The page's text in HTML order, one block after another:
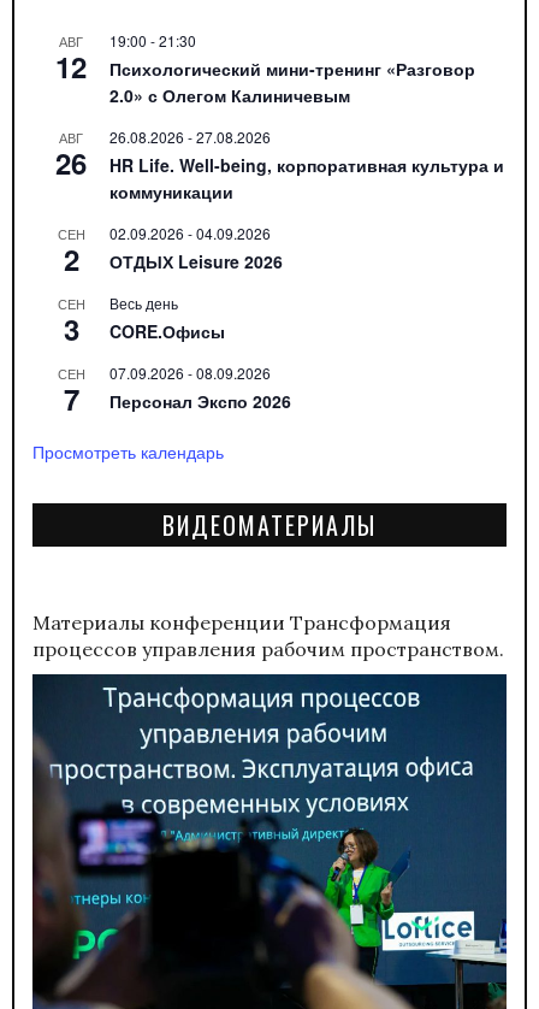
АВГ
12
19:00 -21:30
Психологический мини-тренинг «Разговор
2.0» с Олегом Калиничевым
АВГ
26
26.08.2026 -27.08.2026
HR Life. Well-being, корпоративная культура и
коммуникации
СЕН
2
02.09.2026 -04.09.2026
ОТДЫХ Leisure 2026
СЕН
3
Весь день
CORE.Офисы
СЕН
7
07.09.2026 -08.09.2026
Персонал Экспо 2026
Просмотреть календарь
ВИДЕОМАТЕРИАЛЫ
Материалы конференции Трансформация
процессов управления рабочим пространством.